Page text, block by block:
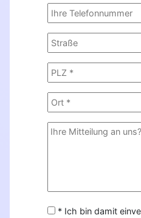
* Ich bin damit